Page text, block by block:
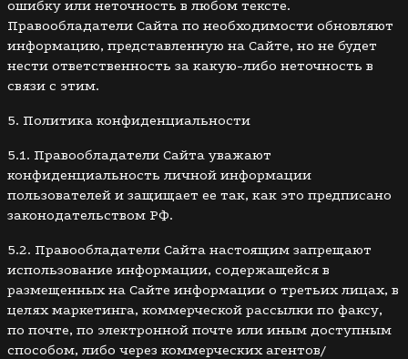
ошибку или неточность в любом тексте.
Правообладатели Сайта по необходимости обновляют
информацию, представленную на Сайте, но не будет
нести ответственность за какую-либо неточность в
связи с этим.
5. Политика конфиденциальности
5.1. Правообладатели Сайта уважают
конфиденциальность личной информации
пользователей и защищает ее так, как это предписано
законодательством РФ.
5.2. Правообладатели Сайта настоящим запрещают
использование информации, содержащейся в
размещенных на Сайте информации о третьих лицах, в
целях маркетинга, коммерческой рассылки по факсу,
по почте, по электронной почте или иным доступным
способом, либо через коммерческих агентов/